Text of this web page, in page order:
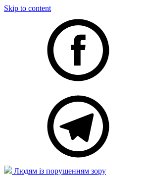
Skip to content
Людям із порушенням зору